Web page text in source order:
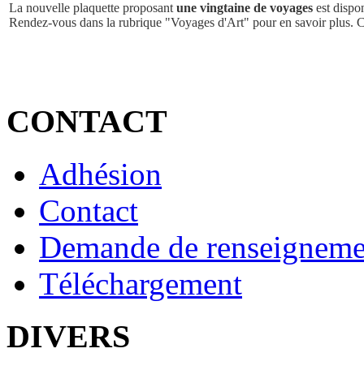
La nouvelle plaquette proposantune vingtaine de voyages est
Rendez-vous dans la rubrique "Voyages d'Art" pour en savoir plus.
CONTACT
Adhésion
Contact
Demande de
Téléchargement
DIVERS